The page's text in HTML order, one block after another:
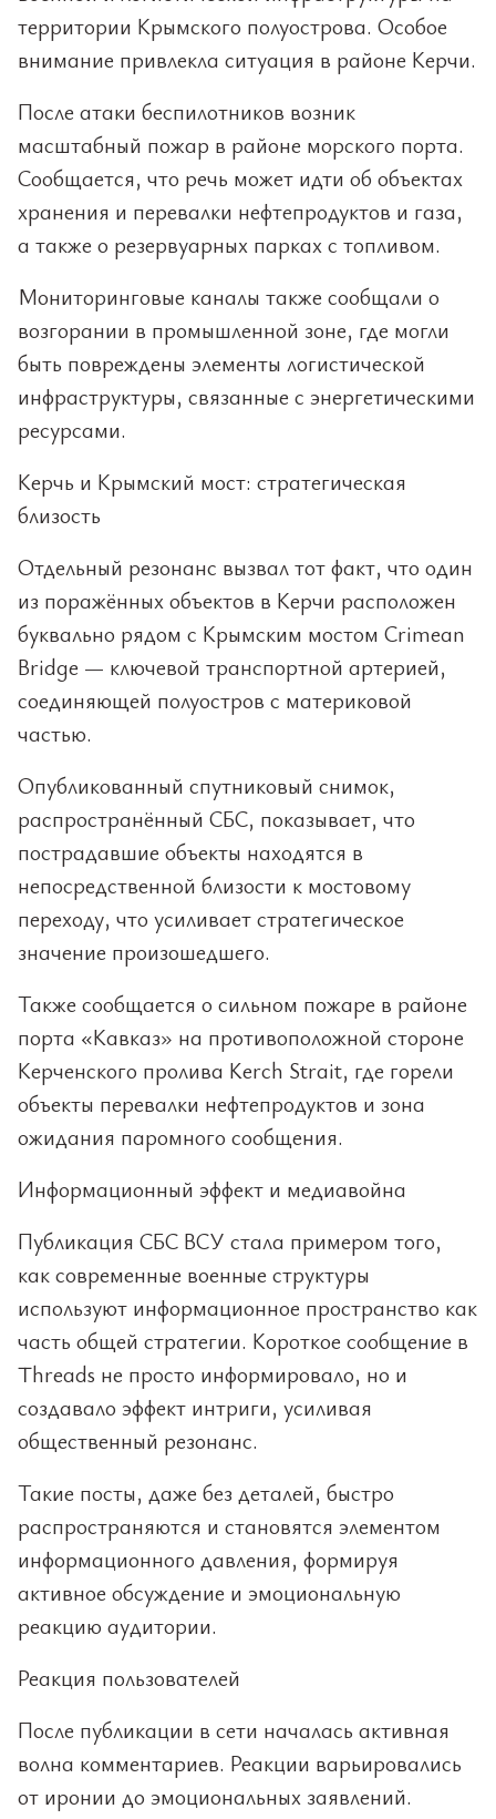
территории Крымского полуострова. Особое
внимание привлекла ситуация в районе Керчи.
После атаки беспилотников возник
масштабный пожар в районе морского порта.
Сообщается, что речь может идти об объектах
хранения и перевалки нефтепродуктов и газа,
а также о резервуарных парках с топливом.
Мониторинговые каналы также сообщали о
возгорании в промышленной зоне, где могли
быть повреждены элементы логистической
инфраструктуры, связанные с энергетическими
ресурсами.
Керчь и Крымский мост: стратегическая
близость
Отдельный резонанс вызвал тот факт, что один
из поражённых объектов в Керчи расположен
буквально рядом с Крымским мостом Crimean
Bridge — ключевой транспортной артерией,
соединяющей полуостров с материковой
частью.
Опубликованный спутниковый снимок,
распространённый СБС, показывает, что
пострадавшие объекты находятся в
непосредственной близости к мостовому
переходу, что усиливает стратегическое
значение произошедшего.
Также сообщается о сильном пожаре в районе
порта «Кавказ» на противоположной стороне
Керченского пролива Kerch Strait, где горели
объекты перевалки нефтепродуктов и зона
ожидания паромного сообщения.
Информационный эффект и медиавойна
Публикация СБС ВСУ стала примером того,
как современные военные структуры
используют информационное пространство как
часть общей стратегии. Короткое сообщение в
Threads не просто информировало, но и
создавало эффект интриги, усиливая
общественный резонанс.
Такие посты, даже без деталей, быстро
распространяются и становятся элементом
информационного давления, формируя
активное обсуждение и эмоциональную
реакцию аудитории.
Реакция пользователей
После публикации в сети началась активная
волна комментариев. Реакции варьировались
от иронии до эмоциональных заявлений.